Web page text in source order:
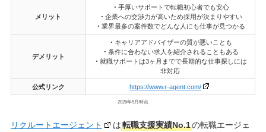
メリット
・ 手厚いサポートで転職初心者でも安心
・ 企業への交渉力が高いため採用が決まりやすい
・業界最多の案件数でどんな人にも仕事が見つかる
デメリット
・ キャリアアドバイザーの質が悪いことも
・条件に合わない求人を紹介されることもある
・就職サポートは3ヶ月までで長期的な仕事探しには
非対応
公式リンク https://www.r-agent.com/
2026年5月時点
リクルートエージェント は転職支援実績No.1の転職エージェ